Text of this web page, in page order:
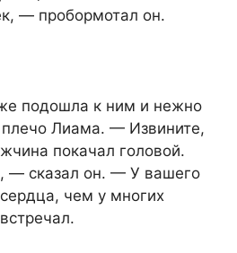
— пробормотал он.
подошла к ним и нежно
Лиама. — Извините,
покачал головой.
— сказал он. — У вашего
чем у многих